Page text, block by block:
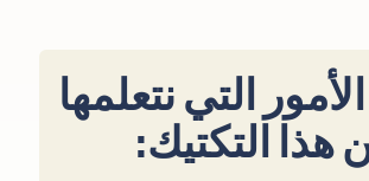
التي نتعلمها
هذا التكتيك: